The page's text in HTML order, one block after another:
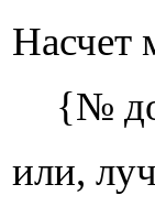
Насчет
{№
или,